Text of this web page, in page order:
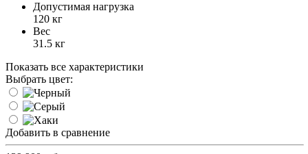
Допустимая нагрузка
120 кг
Вес
31.5 кг
Показать все характеристики
Выбрать цвет:
Добавить в сравнение